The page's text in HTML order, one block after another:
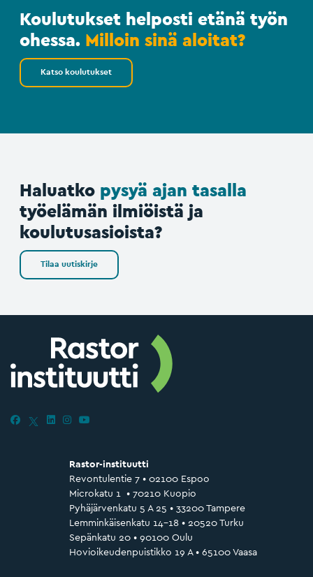
Koulutukset helposti etänä työn
ohessa. Milloin sinä aloitat?
Katso koulutukset
Haluatko pysyä ajan tasalla
työelämän ilmiöistä ja
koulutusasioista?
Tilaa uutiskirje
Rastor-instituutti
Revontulentie 7 • 02100 Espoo
Microkatu 1 • 70210 Kuopio
Pyhäjärvenkatu 5 A 25 • 33200 Tampere
Lemminkäisenkatu 14–18 • 20520 Turku
Sepänkatu 20 • 90100 Oulu
Hovioikeudenpuistikko 19 A • 65100 Vaasa